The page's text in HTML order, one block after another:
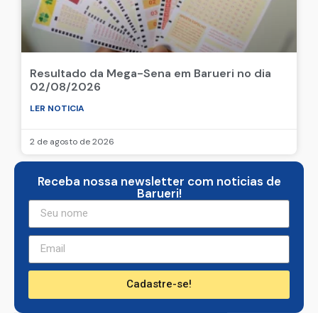
Resultado da Mega-Sena em Barueri no dia
02/08/2026
LER NOTICIA
2 de agosto de 2026
Receba nossa newsletter com noticias de
Barueri!
Cadastre-se!